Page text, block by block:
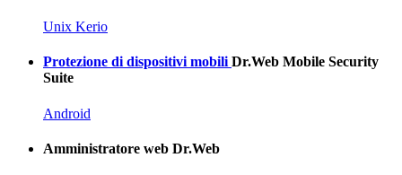
Unix Kerio
Protezione di dispositivi mobili Dr.Web Mobile Security
Suite
Android
Amministratore web Dr.Web